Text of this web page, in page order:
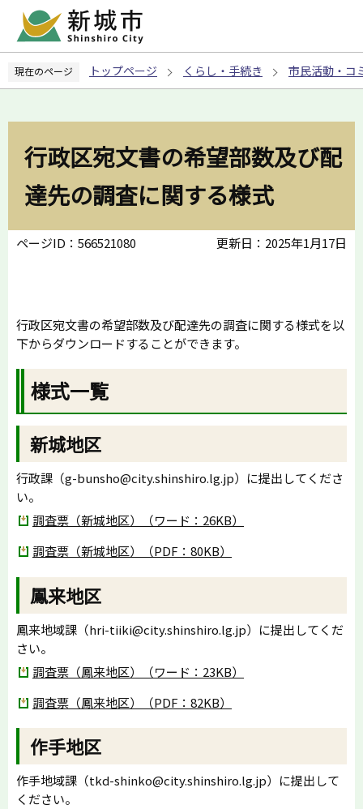
ペ
の
現在のページ トップページ くらし・手続き 市民活動・コ
行政区宛文書の希望部数及び配
達先の調査に関する様式
ページID：566521080 更新日：2025年1月17日
行政区宛文書の希望部数及び配達先の調査に関する様式を以
下からダウンロードすることができます。
様式一覧
新城地区
行政課（g-bunsho@city.shinshiro.lg.jp）に提出してくださ
い。
調査票（新城地区）（ワード：26KB）
調査票（新城地区）（PDF：80KB）
鳳来地区
鳳来地域課（hri-tiiki@city.shinshiro.lg.jp）に提出してくだ
さい。
調査票（鳳来地区）（ワード：23KB）
調査票（鳳来地区）（PDF：82KB）
作手地区
作手地域課（tkd-shinko@city.shinshiro.lg.jp）に提出して
ください。